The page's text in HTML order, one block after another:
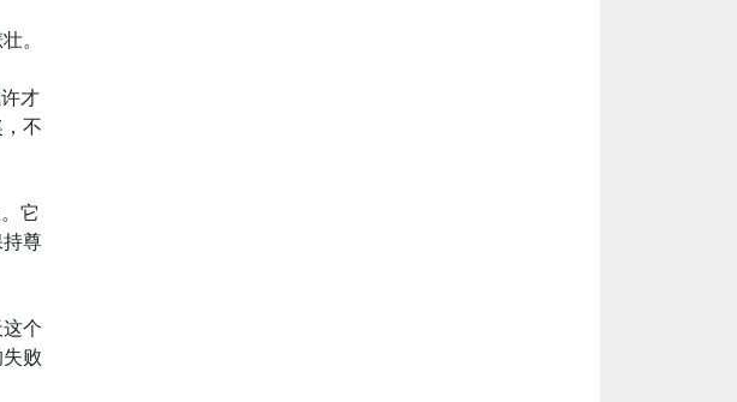
。
才
不
它
尊
个
败